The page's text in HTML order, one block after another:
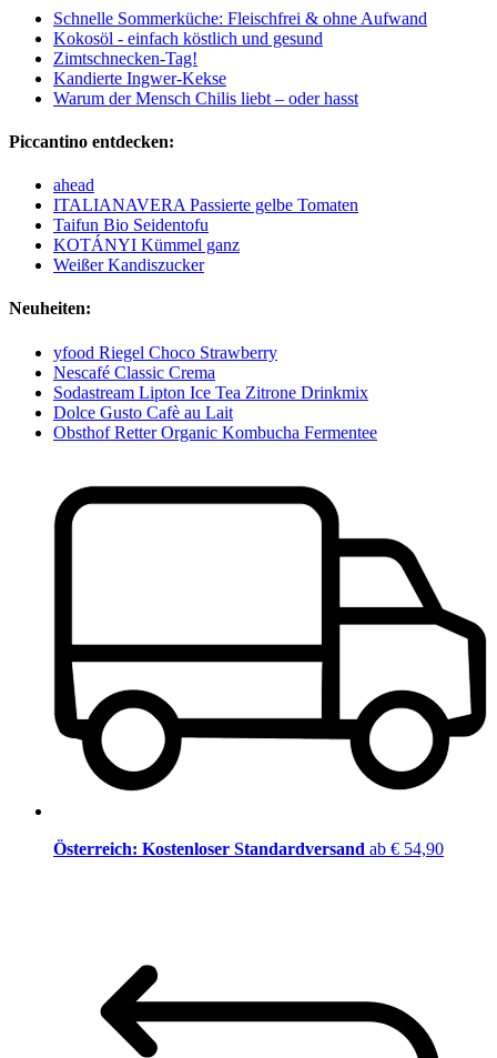
Schnelle Sommerküche: Fleischfrei & ohne Aufwand
Kokosöl - einfach köstlich und gesund
Zimtschnecken-Tag!
Kandierte Ingwer-Kekse
Warum der Mensch Chilis liebt – oder hasst
Piccantino entdecken:
ahead
ITALIANAVERA Passierte gelbe Tomaten
Taifun Bio Seidentofu
KOTÁNYI Kümmel ganz
Weißer Kandiszucker
Neuheiten:
yfood Riegel Choco Strawberry
Nescafé Classic Crema
Sodastream Lipton Ice Tea Zitrone Drinkmix
Dolce Gusto Cafè au Lait
Obsthof Retter Organic Kombucha Fermentee
Österreich: Kostenloser Standardversand ab € 54,90